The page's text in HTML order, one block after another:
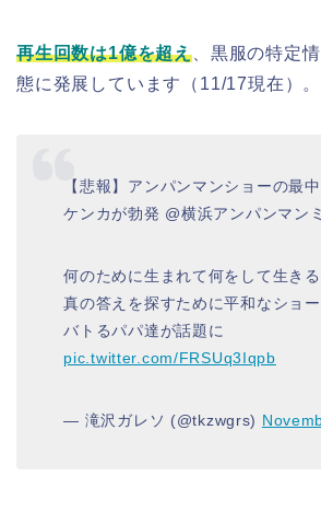
再生回数は1億を超え 、黒服の特定
態に発展しています（11/17現在）。
【悲報】アンパンマンショーの最
ケンカが勃発 @横浜アンパンマン
何のために生まれて何をして生きる
真の答えを探すために平和なショ
バトるパパ達が話題に
pic.twitter.com/FRSUq3Iqpb
— 滝沢ガレソ (@tkzwgrs)